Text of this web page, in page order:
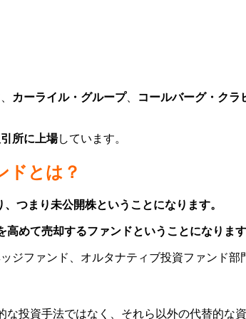
カーライル・グループ、 コールバーグ・クラ
所に上場しています。
ドとは？
つまり未公開株ということになります。
高めて売却するファンドということになります
ジファンド、オルタナティブ投資ファンド
投資手法ではなく、それら以外の代替的な